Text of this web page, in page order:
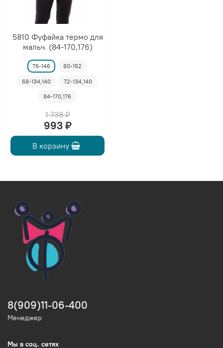
5810 Фуфайка термо для
мальч. (84-170,176)
76-146 80-152
68-134,140 72-134,140
84-170,176
1 738 ₽
993 ₽
В корзину
8(909)11-06-400
Менеджер
Мы в соц. сетях